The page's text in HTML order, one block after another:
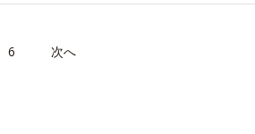
6 次へ